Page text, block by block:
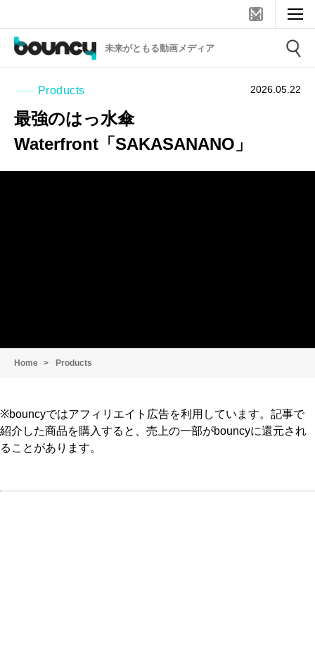
未来がともる動画メディア
Products 2026.05.22
最強のはっ水傘
Waterfront「SAKASANANO」
Home Products
※bouncyではアフィリエイト広告を利用しています。記事で
紹介した商品を購入すると、売上の一部がbouncyに還元され
ることがあります。